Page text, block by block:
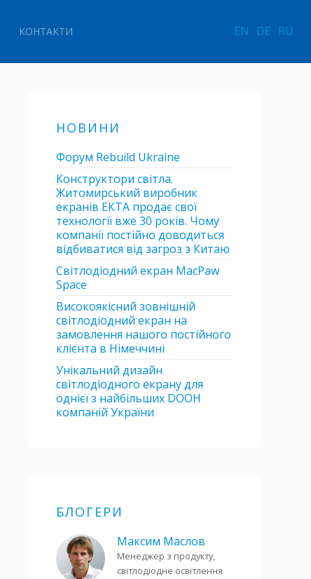
КОНТАКТИ EN DE RU
НОВИНИ
Форум Rebuild Ukraine
Конструктори світла.
Житомирський виробник
екранів ЕКТА продає свої
технології вже 30 років. Чому
компанії постійно доводиться
відбиватися від загроз з Китаю
Світлодіодний екран MacPaw
Space
Високоякісний зовнішній
світлодіодний екран на
замовлення нашого постійного
клієнта в Німеччині
Унікальний дизайн
світлодіодного екрану для
однієї з найбільших DOOH
компаній України
БЛОГЕРИ
Максим Маслов
Менеджер з продукту,
світлодіодне освітлення